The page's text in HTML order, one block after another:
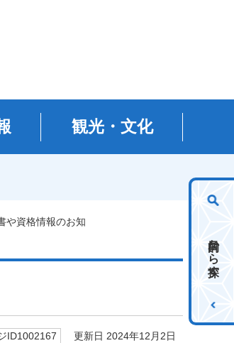
観光・文化
目的から探す
や資格情報のお知
ID1002167 更新日 2024年12月2日